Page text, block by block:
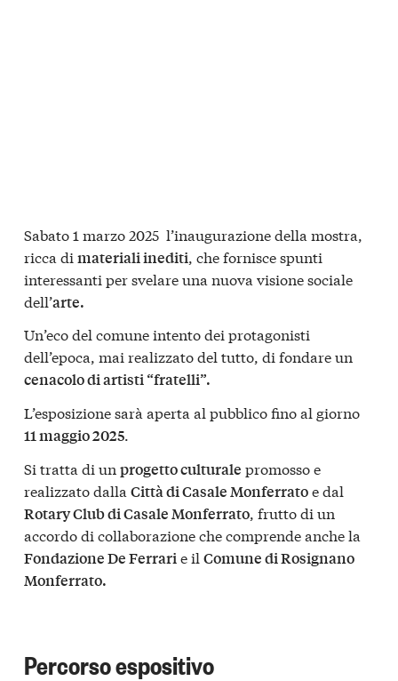
Sabato 1 marzo 2025 l’inaugurazione della mostra,
ricca di materiali inediti, che fornisce spunti
interessanti per svelare una nuova visione sociale
dell’arte.
Un’eco del comune intento dei protagonisti
dell’epoca, mai realizzato del tutto, di fondare un
cenacolo di artisti “fratelli”.
L’esposizione sarà aperta al pubblico fino al giorno
11 maggio 2025.
Si tratta di un progetto culturale promosso e
realizzato dalla Città di Casale Monferratoe dal
Rotary Club di Casale Monferrato, frutto di un
accordo di collaborazione che comprende anche la
Fondazione De Ferrarie il Comune di Rosignano
Monferrato.
Percorso espositivo